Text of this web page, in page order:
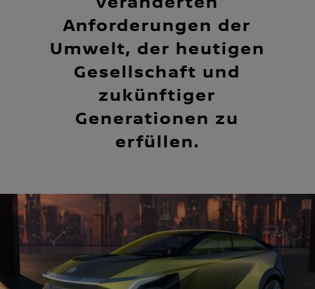
Anforderungen der
Umwelt, der heutigen
Gesellschaft und
zukünftiger
Generationen zu
erfüllen.